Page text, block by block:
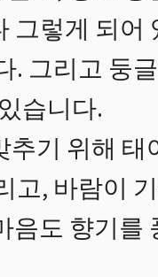
그렇게 되어
. 그리고 둥
습니다.
추기 위해 태
고, 바람이
음도 향기를